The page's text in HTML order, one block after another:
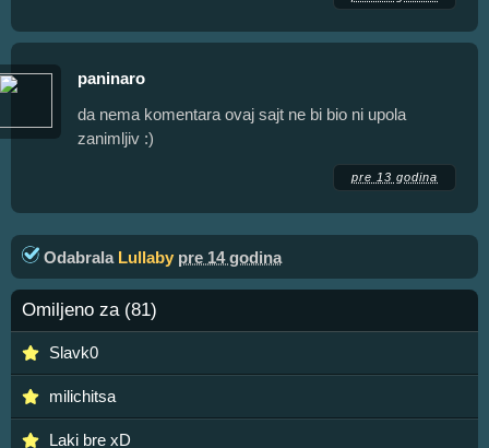
paninaro
da nema komentara ovaj sajt ne bi bio ni upola
zanimljiv :)
pre 13 godina
Odabrala Lullaby pre 14 godina
Omiljeno za (81)
Slavk0
milichitsa
Laki bre xD